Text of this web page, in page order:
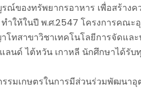
ของทรัพยากรอาหาร เพื่อสร้างค
ให้ในปี พ.ศ.2547 โครงการคณะ
สาขาวิชาเทคโนโลยีการจัดแล
นด์ ไต้หวัน เกาหลี นักศึกษาได้รั
มเกษตรในการมีส่วนร่วมพัฒนา